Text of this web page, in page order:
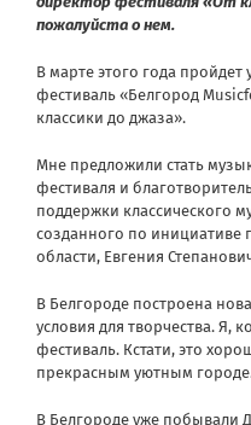
пожалуйста о нем.
В марте этого года
фестиваль «Белгород
классики до джаза».
Мне предложили стать
фестиваля и
поддержки классического
созданного по инициативе
области, Евгения
В Белгороде построена
условия для творчества. Я,
фестиваль. Кстати, это
прекрасным уютным
В Белгороде уже побывали